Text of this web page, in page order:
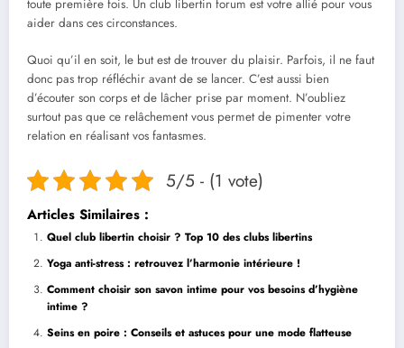
toute première fois. Un club libertin forum est votre allié pour vous
aider dans ces circonstances.
Quoi qu’il en soit, le but est de trouver du plaisir. Parfois, il ne faut
donc pas trop réfléchir avant de se lancer. C’est aussi bien
d’écouter son corps et de lâcher prise par moment. N’oubliez
surtout pas que ce relâchement vous permet de pimenter votre
relation en réalisant vos fantasmes.
5/5 - (1 vote)
Articles Similaires :
Quel club libertin choisir ? Top 10 des clubs libertins
Yoga anti-stress : retrouvez l’harmonie intérieure !
Comment choisir son savon intime pour vos besoins d’hygiène
intime ?
Seins en poire : Conseils et astuces pour une mode flatteuse